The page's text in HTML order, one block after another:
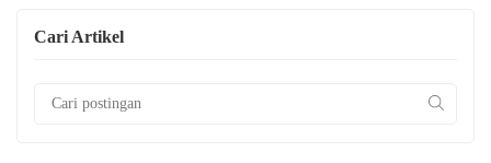
Cari Artikel